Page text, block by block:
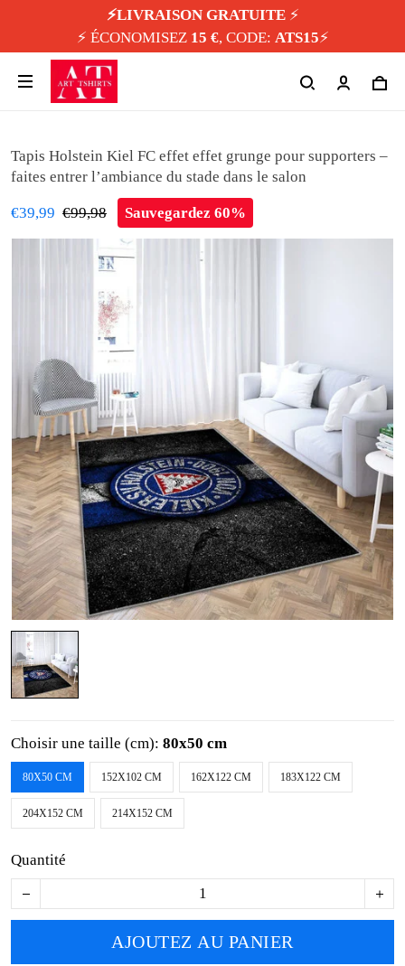
⚡️LIVRAISON GRATUITE⚡️
⚡️ ÉCONOMISEZ 15 €, CODE: ATS15⚡️
Tapis Holstein Kiel FC effet effet grunge pour supporters –
faites entrer l’ambiance du stade dans le salon
€39,99 €99,98 Sauvegardez 60%
Choisir une taille (cm): 80x50 cm
80X50 CM 152X102 CM 162X122 CM 183X122 CM
204X152 CM 214X152 CM
Quantité
AJOUTEZ AU PANIER